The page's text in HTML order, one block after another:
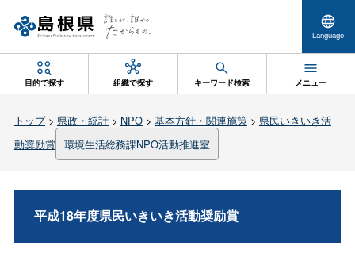
Language
目的で探す 組織で探す キーワード検索 メニュー
トップ> 県政・統計> NPO> 基本方針・関連施策> 県民いきいき活
動奨励賞 環境生活総務課NPO活動推進室
平成18年度県民いきいき活動奨励賞